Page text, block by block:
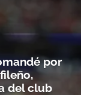
por
del club